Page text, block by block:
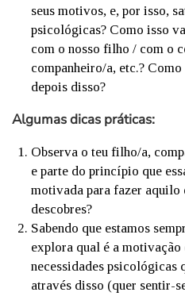
seus motivos, e, por isso,
psicológicas? Como isso
com o nosso filho / com o
companheiro/a, etc.?
depois disso?
Algumas dicas práticas:
Observa o teu filho/a,
e parte do princípio que
motivada para fazer aquilo
descobres?
Sabendo que estamos
explora qual é a motivação
necessidades psicológicas
através disso (quer sentir-